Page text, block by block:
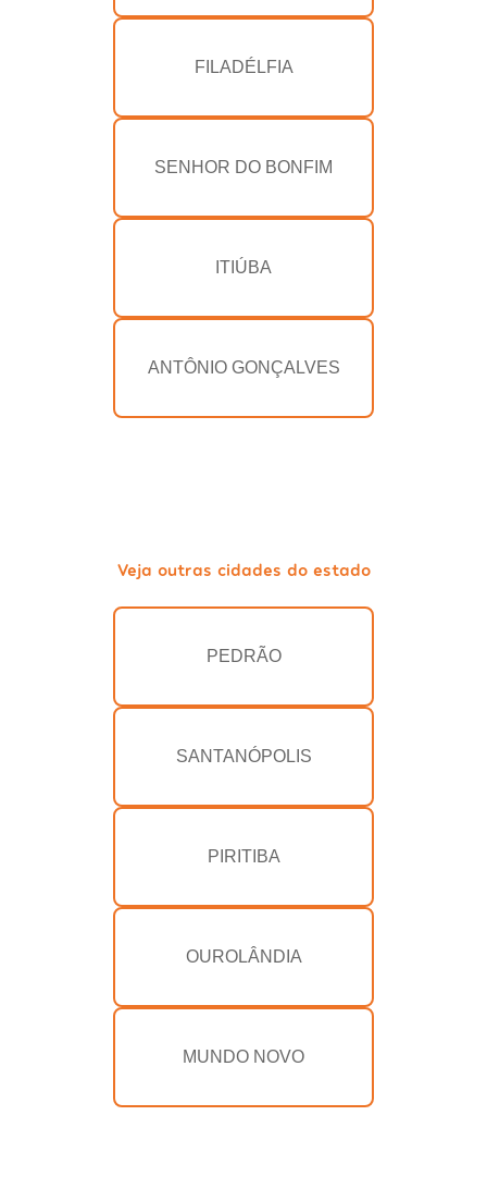
FILADÉLFIA
SENHOR DO BONFIM
ITIÚBA
ANTÔNIO GONÇALVES
Veja outras cidades do estado
PEDRÃO
SANTANÓPOLIS
PIRITIBA
OUROLÂNDIA
MUNDO NOVO